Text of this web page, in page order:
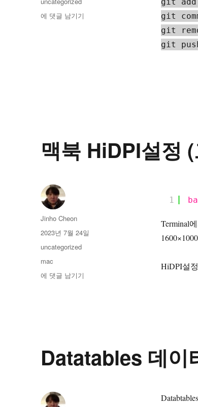
git
git
git
자
테
고
Codeigniter4
에 댓글 남기기
맥북 HiDPI설정
1
Terminal
HiDPI설
글
쓴
Jinho Cheon
작
자
2023년 7월 24일
카
리
uncategorized
태
그
mac
맥
뷰)
에 댓글 남기기
Datatables 데이